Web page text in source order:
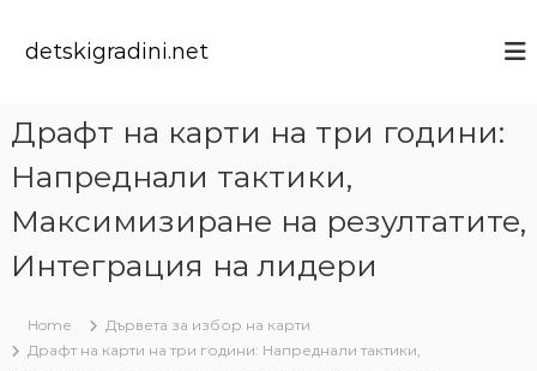
detskigradini.net
Драфт на карти на три години:
Напреднали тактики,
Максимизиране на резултатите,
Интеграция на лидери
Home
Дървета за избор на карти
Драфт на карти на три години: Напреднали тактики,